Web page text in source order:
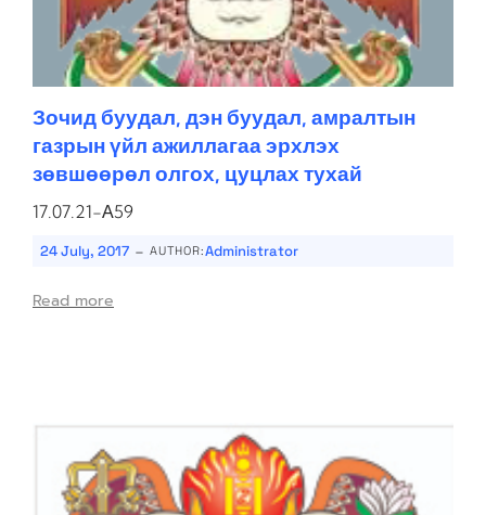
Зочид буудал, дэн буудал, амралтын
газрын үйл ажиллагаа эрхлэх
зөвшөөрөл олгох, цуцлах тухай
17.07.21-А59
24 July, 2017 - AUTHOR:Administrator
Read more